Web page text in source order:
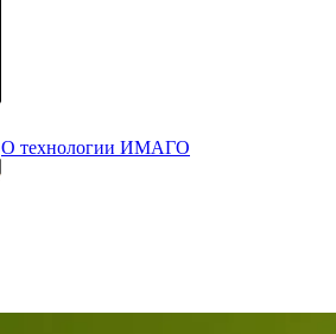
О технологии ИМАГО